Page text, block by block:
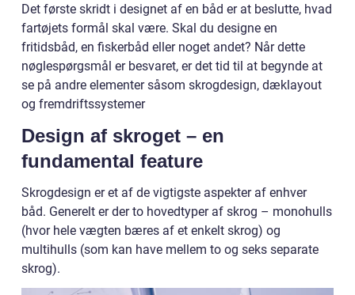
Det første skridt i designet af en båd er at beslutte, hvad
fartøjets formål skal være. Skal du designe en
fritidsbåd, en fiskerbåd eller noget andet? Når dette
nøglespørgsmål er besvaret, er det tid til at begynde at
se på andre elementer såsom skrogdesign, dæklayout
og fremdriftssystemer
Design af skroget – en
fundamental feature
Skrogdesign er et af de vigtigste aspekter af enhver
båd. Generelt er der to hovedtyper af skrog – monohulls
(hvor hele vægten bæres af et enkelt skrog) og
multihulls (som kan have mellem to og seks separate
skrog).